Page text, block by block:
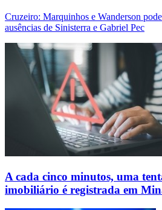
Cruzeiro: Marquinhos e Wanderson
ausências de Sinisterra e Gabriel Pec
A cada cinco minutos, uma
imobiliário é registrada em